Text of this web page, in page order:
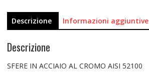
Descrizione Informazioni aggiuntive
Descrizione
SFERE IN ACCIAIO AL CROMO AISI 52100